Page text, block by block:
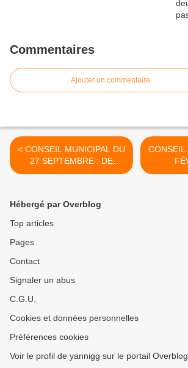
Commentaires
Ajouter un commentaire
< CONSEIL MUNICIPAL DU
27 SEPTEMBRE : DE
PETITE POLITIQUE
CONSEIL
Hébergé par Overblog
Top articles
Pages
Contact
Signaler un abus
C.G.U.
Cookies et données personnelles
Préférences cookies
Voir le profil de yannigg sur le portail Overblog